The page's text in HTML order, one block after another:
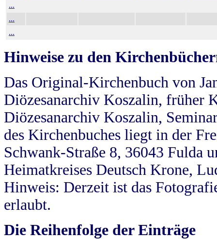
...
...
...
Hinweise zu den
Das Original-Kirchenbuch von
Diözesanarchiv Koszalin, früher
Diözesanarchiv Koszalin,
des Kirchenbuches liegt in der
Schwank-Straße 8, 36043 Fulda
Heimatkreises Deutsch Krone,
Hinweis: Derzeit ist das
erlaubt.
Die Reihenfolge der Einträge